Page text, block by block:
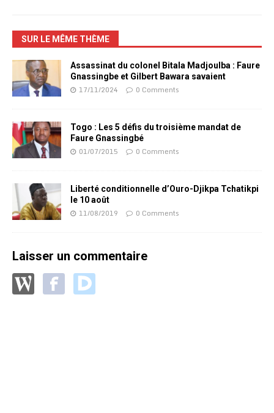
SUR LE MÊME THÈME
Assassinat du colonel Bitala Madjoulba : Faure
Gnassingbe et Gilbert Bawara savaient
17/11/2024 0 Comments
Togo : Les 5 défis du troisième mandat de
Faure Gnassingbé
01/07/2015 0 Comments
Liberté conditionnelle d’Ouro-Djikpa Tchatikpi
le 10 août
11/08/2019 0 Comments
Laisser un commentaire